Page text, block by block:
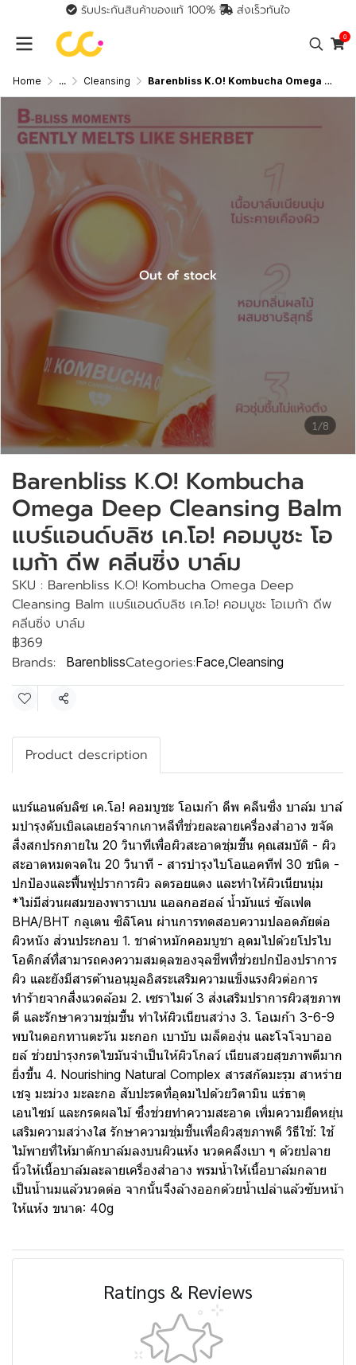
รับประกันสินค้าของแท้ 100% ส่งเร็วทันใจ
0
Home ... Cleansing Barenbliss K.O! Kombucha Omega Deep Cleansing Balm แบร์แอนด์บลิซ เค.โอ! คอมบูชะ โอเมก้า ดีพ คลีนซิ่ง บาล์ม
1/8
Out of stock
Barenbliss K.O! Kombucha
Omega Deep Cleansing Balm
แบร์แอนด์บลิซ เค.โอ! คอมบูชะ โอ
เมก้า ดีพ คลีนซิ่ง บาล์ม
SKU : Barenbliss K.O! Kombucha Omega Deep
Cleansing Balm แบร์แอนด์บลิซ เค.โอ! คอมบูชะ โอเมก้า ดีพ
คลีนซิ่ง บาล์ม
฿369
Brands:
BarenblissCategories:Face,Cleansing
Share
Product description
แบร์แอนด์บลิซ เค.โอ! คอมบูชะ โอเมก้า ดีพ คลีนซิ่ง บาล์ม บาล์
มบำรุงดับเบิลเลเยอร์จากเกาหลีที่ช่วยละลายเครื่องสำอาง ขจัด
สิ่งสกปรกภายใน 20 วินาทีเพื่อผิวสะอาดชุ่มชื้น คุณสมบัติ - ผิว
สะอาดหมดจดใน 20 วินาที - สารบำรุงไบโอแอคทีฟ 30 ชนิด -
ปกป้องและฟื้นฟูปราการผิว ลดรอยแดง และทำให้ผิวเนียนนุ่ม
*ไม่มีส่วนผสมของพาราเบน แอลกอฮอล์ น้ำมันแร่ ซัลเฟต
BHA/BHT กลูเตน ซิลิโคน ผ่านการทดสอบความปลอดภัยต่อ
ผิวหนัง ส่วนประกอบ 1. ชาดำหมักคอมบูชา อุดมไปด้วยโปรไบ
โอติกส์ที่สามารถคงความสมดุลของจุลชีพที่ช่วยปกป้องปราการ
ผิว และยังมีสารต้านอนุมูลอิสระเสริมความแข็งแรงผิวต่อการ
ทำร้ายจากสิ่งแวดล้อม 2. เซราไมด์ 3 ส่งเสริมปราการผิวสุขภาพ
ดี และรักษาความชุ่มชื้น ทำให้ผิวเนียนสว่าง 3. โอเมก้า 3-6-9
พบในดอกทานตะวัน มะกอก เบาบับ เมล็ดองุ่น และโจโจบาออ
ยล์ ช่วยบำรุงกรดไขมันจำเป็นให้ผิวโกลว์ เนียนสวยสุขภาพดีมาก
ยิ่งขึ้น 4. Nourishing Natural Complex สารสกัดมะรุม สาหร่าย
เชจู มะม่วง มะละกอ สับปะรดที่อุดมไปด้วยวิตามิน แร่ธาตุ
เอนไซม์ และกรดผลไม้ ซึ่งช่วยทำความสะอาด เพิ่มความยืดหยุ่น
เสริมความสว่างใส รักษาความชุ่มชื้นเพื่อผิวสุขภาพดี วิธีใช้: ใช้
ไม้พายที่ให้มาตักบาล์มลงบนผิวแห้ง นวดคลึงเบา ๆ ด้วยปลาย
นิ้วให้เนื้อบาล์มละลายเครื่องสำอาง พรมน้ำให้เนื้อบาล์มกลาย
เป็นน้ำนมแล้วนวดต่อ จากนั้นจึงล้างออกด้วยน้ำเปล่าแล้วซับหน้า
ให้แห้ง ขนาด: 40g
Ratings & Reviews